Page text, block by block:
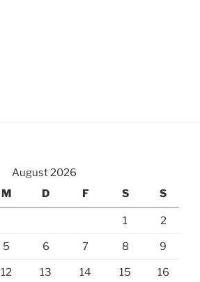
August 2026
M D F S S
1 2
5 6 7 8 9
12 13 14 15 16